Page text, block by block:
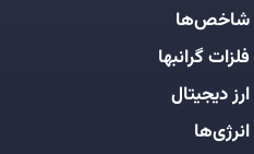
شاخص‌ها
فلزات گرانبها
ارز دیجیتال
انرژی‌ها